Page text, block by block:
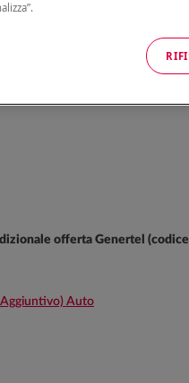
Genertel (codice contratto
Auto
offerta Genertel
Auto